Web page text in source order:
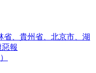
省、貴州省、北京市、湖
報